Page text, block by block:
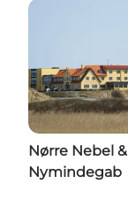
Nørre Nebel &
Nymindegab